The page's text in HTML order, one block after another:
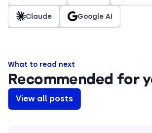
Claude Google AI
What to read next
Recommended for
View all posts